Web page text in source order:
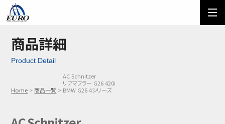
ご利用方法
メール問い合わせ
03-5674-7742
商品詳細
Product Detail
Home 商品一覧
AC Schnitzer
リアマフラー G26 420i
BMW G26 4シリーズ